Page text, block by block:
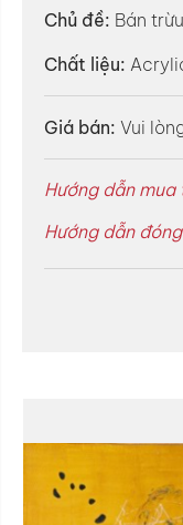
Chủ đề: Bán
Chất liệu:
Giá bán: Vui
Hướng dẫn
Hướng dẫn